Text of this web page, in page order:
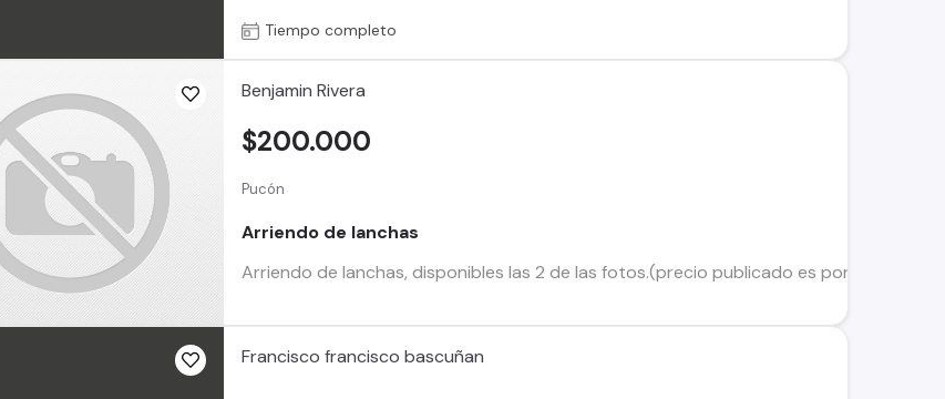
Tiempo completo
Benjamin Rivera
Pucón
Arriendo de lanchas
Arriendo de lanchas, disponibles las 2 de las fotos.(precio publicado es por el día,
$200.000
Francisco francisco bascuñan